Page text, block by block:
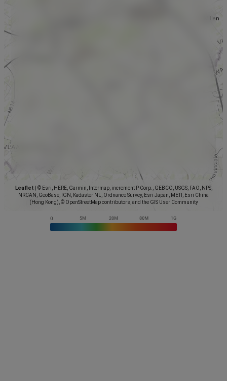
Leaflet
© Esri, HERE, Garmin, Intermap, increment P Corp., GEBCO, USGS, FAO, NPS,
NRCAN, GeoBase, IGN, Kadaster NL, Ordnance Survey, Esri Japan, METI, Esri China
(Hong Kong), © OpenStreetMap contributors, and the GIS User Community